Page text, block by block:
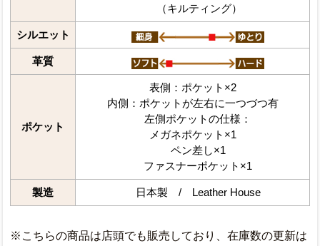
（キルティング）
シルエット
革質
ポケット
表側：ポケット×2
内側：ポケットが左右に一つづつ有
左側ポケットの仕様：
メガネポケット×1
ペン差し×1
ファスナーポケット×1
製造 日本製 / Leather House
※こちらの商品は店頭でも販売しており、在庫数の更新は